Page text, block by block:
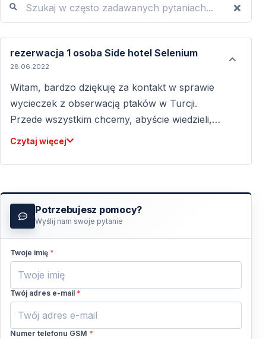
rezerwacja 1 osoba Side hotel Selenium
28.06.2022
Witam, bardzo dziękuję za kontakt w sprawie
wycieczek z obserwacją ptaków w Turcji.
Przede wszystkim chcemy, abyście wiedzieli,
że organizujemy wycieczki z obserwacją
osoba płaci cenę za 2 osoby). W przypadku
Ponieważ w lipcu na wybrzeżach panuje upał,
wyruszamy na wycieczkę z obserwacją
ptaków w wysokogórskich obszarach regionu
Akseki. Ponieważ lipiec jest poza sezonem
lęgowym, wycieczki z obserwacją ptaków nie
są zbyt produktywne, ale nadal można
zobaczyć niektóre ważne gatunki ptaków. Z
pozdrowieniami, Vigo Tours
Czytaj więcej
Potrzebujesz pomocy?
Wyślij nam swoje pytanie
Twoje imię *
Twój adres e-mail *
Numer telefonu GSM *